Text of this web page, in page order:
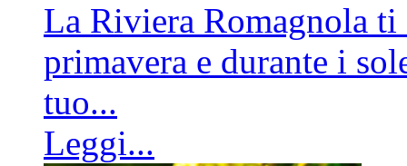
La Riviera Romagnola
primavera e durante i
tuo...
Leggi...